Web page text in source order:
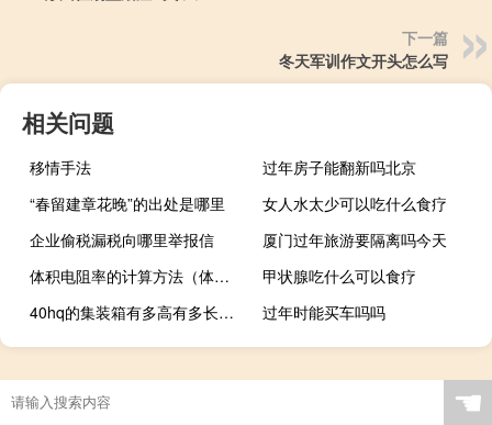
下一篇
冬天军训作文开头怎么写
相关问题
移情手法
过年房子能翻新吗北京
“春留建章花晚”的出处是哪里
女人水太少可以吃什么食疗
企业偷税漏税向哪里举报信
厦门过年旅游要隔离吗今天
体积电阻率的计算方法（体积电阻率）
甲状腺吃什么可以食疗
40hq的集装箱有多高有多长有多宽（40HQ 的集装箱内部尺寸到底是多少）
过年时能买车吗吗
☚